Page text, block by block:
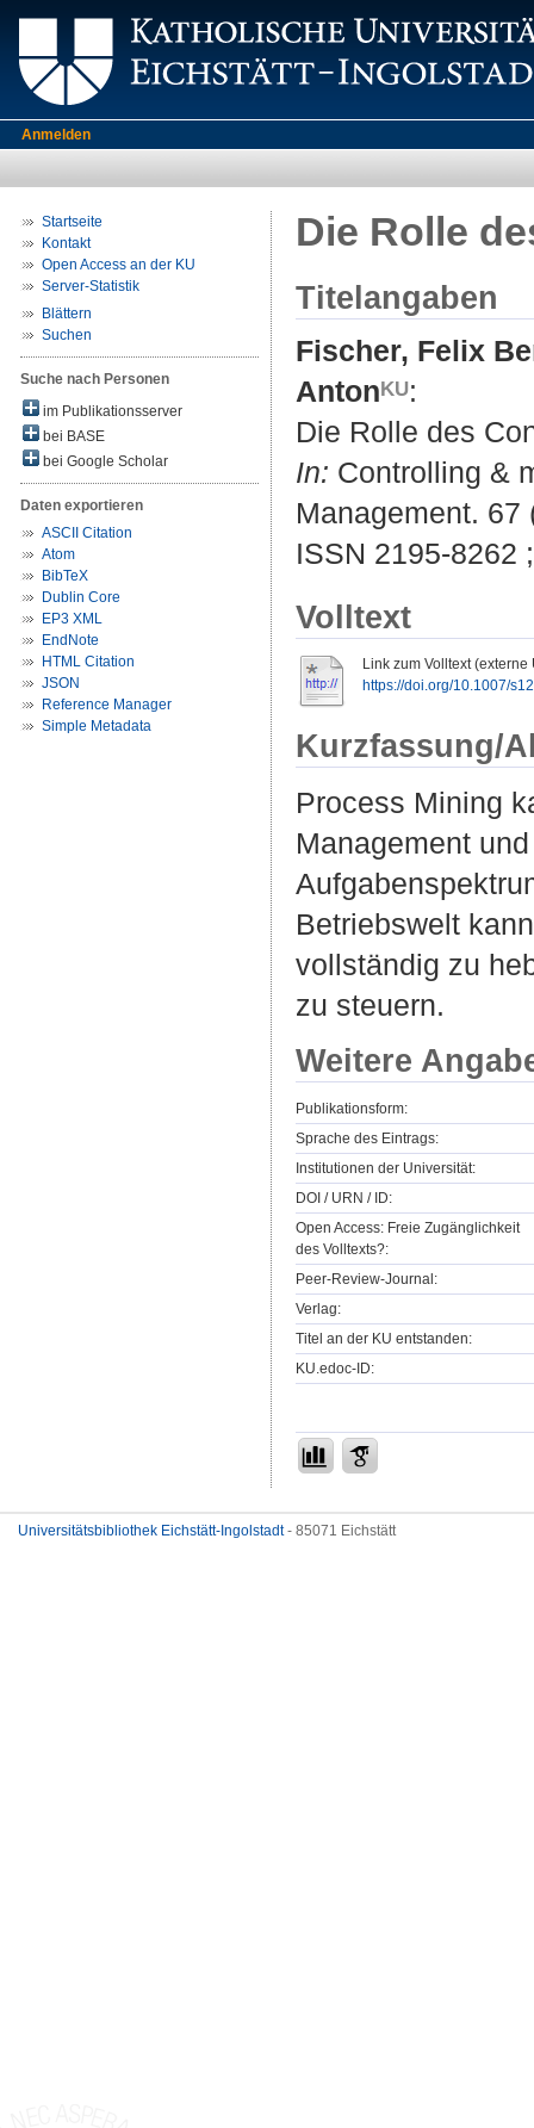
Anmelden
Startseite
Kontakt
Open Access an der KU
Server-Statistik
Blättern
Suchen
Suche nach Personen
im Publikationsserver
bei BASE
bei Google Scholar
Daten exportieren
ASCII Citation
Atom
BibTeX
Dublin Core
EP3 XML
EndNote
HTML Citation
JSON
Reference Manager
Simple Metadata
Die Rolle
Titelangaben
Fischer, Felix
Anton
:
Die Rolle des
In: Controlling &
Management. 67
ISSN 2195-8262
Volltext
Link zum Volltext (externe
https://doi.org/10.1007/
Kurzfassung/
Process Mining
Management
Betriebswelt
vollständig zu
zu steuern.
Weitere
Publikationsform:
Sprache des Eintrags:
Institutionen der Universität:
DOI / URN / ID:
Open Access: Freie Zugänglichkeit
des Volltexts?:
Peer-Review-Journal:
Verlag:
Titel an der KU entstanden:
KU.edoc-ID:
Universitätsbibliothek Eichstätt-Ingolstadt- 85071 Eichstätt